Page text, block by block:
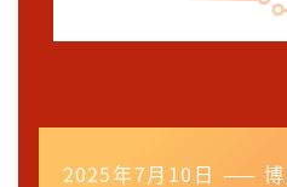
2025年7月10日 —— 博